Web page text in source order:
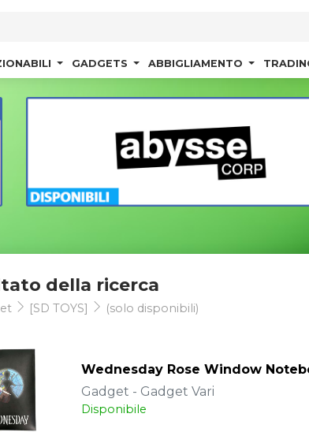
GADGETS ABBIGLIAMENTO
della ricerca
[SD TOYS] (solo disponibili)
Wednesday Rose Window
Gadget - Gadget Vari
Disponibile